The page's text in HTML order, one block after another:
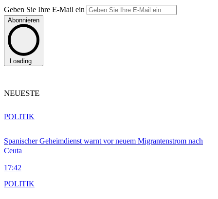
Geben Sie Ihre E-Mail ein
Abonnieren
Loading...
NEUESTE
Spanischer Geheimdienst warnt vor neuem Migrantenstrom nach
Ceuta
17:42
POLITIK
POLITIK